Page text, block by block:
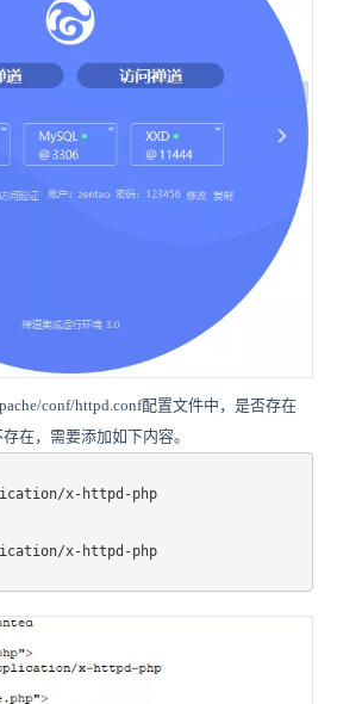
conf/httpd.conf配置文件中，是否存在
在，需要添加如下内容。